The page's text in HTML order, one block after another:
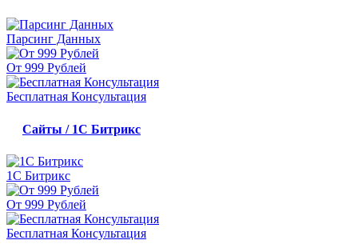
Парсинг Данных
От 999 Рублей
Бесплатная Консультация
Сайты / 1С Битрикс
1С Битрикс
От 999 Рублей
Бесплатная Консультация